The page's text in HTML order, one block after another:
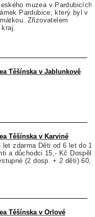
muzea v Pardubicích
Pardubice, který byl v
Zřizovatelem
Těšínska v Jablunkově
Těšínska v Karviné
let zdarma Děti od 6 let do
a důchodci 15,- Kč Dospělí
(2 dosp. + 2 děti) 60,-
Těšínska v Orlové